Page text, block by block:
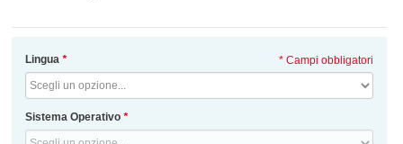
*
Lingua
*
Sistema Operativo
* Campi obbligatori